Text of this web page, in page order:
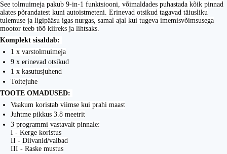
See tolmuimeja pakub 9-in-1 funktsiooni, võimaldades puhastada kõik pinnad
alates põrandatest kuni autoistmeteni. Erinevad otsikud tagavad täiusliku
tulemuse ja ligipääsu igas nurgas, samal ajal kui tugeva imemisvõimsusega
mootor teeb töö kiireks ja lihtsaks.
Komplekt sisaldab:
1 x varstolmuimeja
9 x erinevad otsikud
1 x kasutusjuhend
Toitejuhe
TOOTE OMADUSED:
Vaakum koristab viimse kui prahi maast
Juhtme pikkus 3.8 meetrit
3 programmi vastavalt pinnale:
I - Kerge koristus
II - Diivanid/vaibad
III - Raske mustus